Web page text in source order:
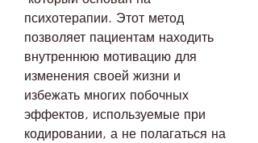
психотерапии. Этот метод
позволяет пациентам находить
внутреннюю мотивацию для
изменения своей жизни и
избежать многих побочных
эффектов, используемые при
кодировании, а не полагаться на